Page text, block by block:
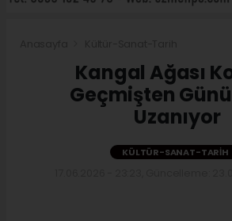
Kangal Ağası
Geçmişten
Uzanıyor
KÜLTÜR-SANAT-TARIH